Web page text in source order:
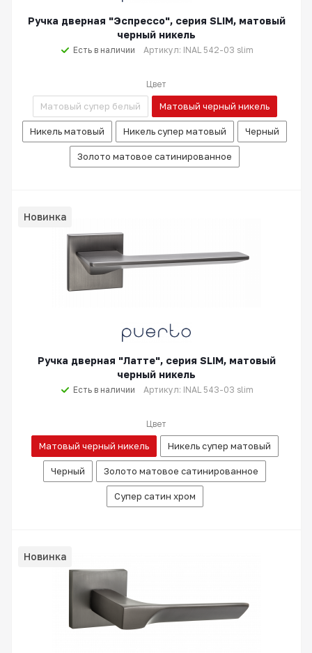
Ручка дверная "Эспрессо", серия SLIM, матовый
черный никель
Есть в наличии Артикул: INAL 542-03 slim
Цвет
Матовый супер белый Матовый черный никель
Никель матовый Никель супер матовый Черный
Золото матовое сатинированное
Новинка
Ручка дверная "Латте", серия SLIM, матовый
черный никель
Есть в наличии Артикул: INAL 543-03 slim
Цвет
Матовый черный никель Никель супер матовый
Черный Золото матовое сатинированное
Супер сатин хром
Новинка